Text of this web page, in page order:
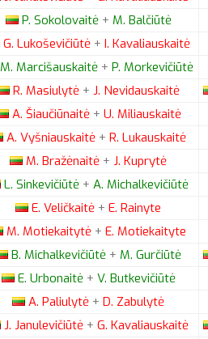
P. Sokolovaitė + M. Balčiūtė
G. Lukoševičiūtė + I. Kavaliauskaitė
M. Marcišauskaitė + P. Morkevičiūtė
R. Masiulytė + J. Nevidauskaitė
A. Šiaučiūnaitė + U. Miliauskaitė
A. Vyšniauskaitė + R. Lukauskaitė
M. Bražėnaitė + J. Kuprytė
L. Sinkevičiūtė + A. Michalkevičiūtė
E. Veličkaitė + E. Rainyte
M. Motiekaitytė + E. Motiekaityte
B. Michalkevičiūtė + M. Gurčiūtė
E. Urbonaitė + V. Butkevičiūtė
A. Paliulytė + D. Zabulytė
J. Janulevičiūtė + G. Kavaliauskaitė